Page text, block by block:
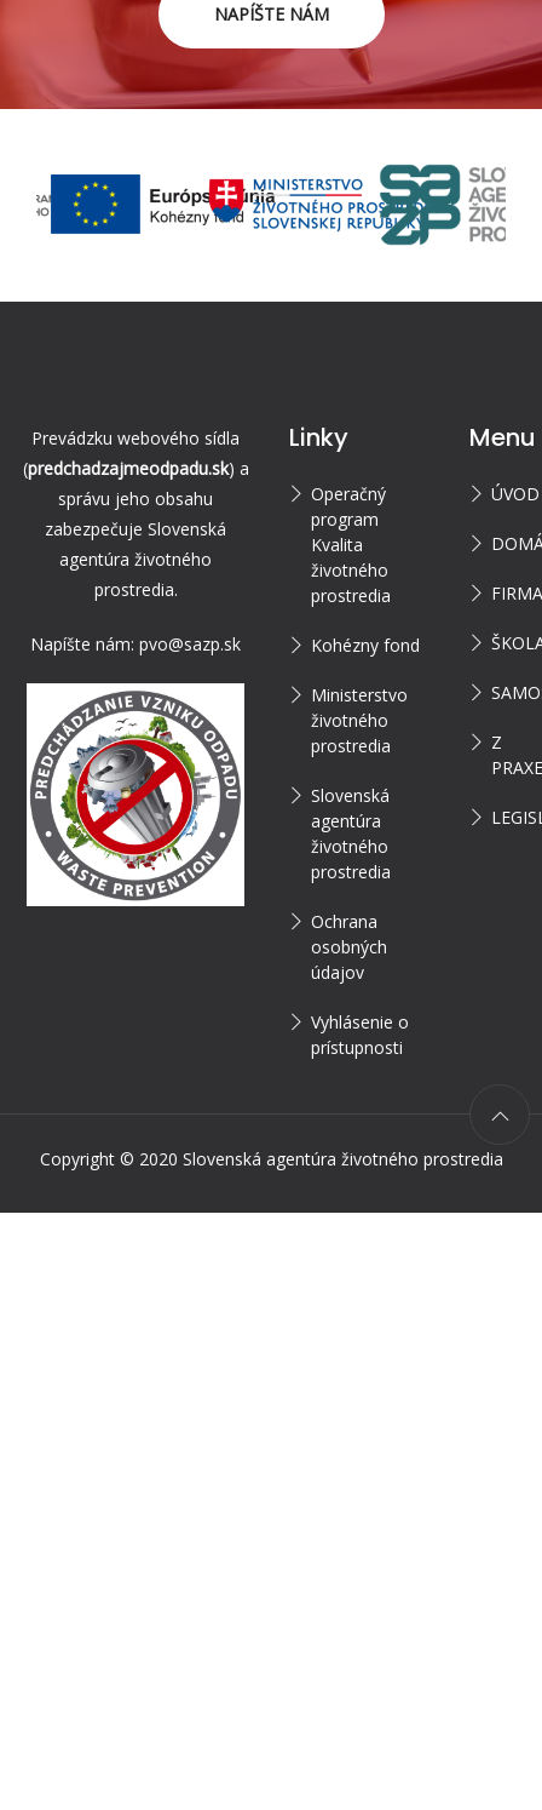
NAPÍŠTE NÁM
Prevádzku webového sídla
(predchadzajmeodpadu.sk) a
správu jeho obsahu
zabezpečuje Slovenská
agentúra životného
prostredia.
Napíšte nám: pvo@sazp.sk
Linky
Operačný
program
Kvalita
životného
prostredia
Kohézny fond
Ministerstvo
životného
prostredia
Slovenská
agentúra
životného
prostredia
Ochrana
osobných
údajov
Vyhlásenie o
prístupnosti
Menu
ÚVOD
Z
Copyright © 2020 Slovenská agentúra životného prostredia